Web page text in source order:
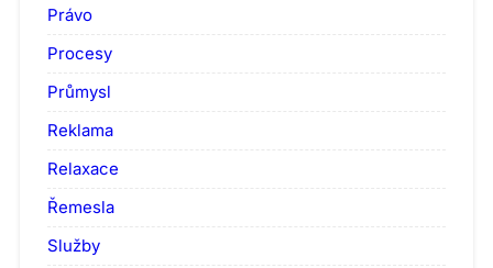
Právo
Procesy
Průmysl
Reklama
Relaxace
Řemesla
Služby